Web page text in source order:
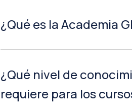
¿Qué es la Academia
¿Qué nivel de
requiere para los